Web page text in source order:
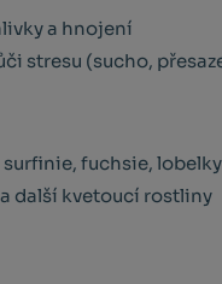
a hnojení
stresu (sucho,
fuchsie, lobelky
další kvetoucí rostliny